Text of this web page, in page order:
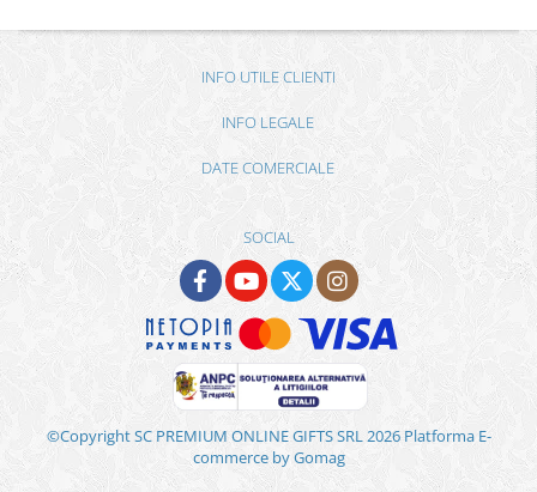
INFO UTILE CLIENTI
INFO LEGALE
DATE COMERCIALE
SOCIAL
©Copyright SC PREMIUM ONLINE GIFTS SRL 2026 Platforma E-
commerce by Gomag